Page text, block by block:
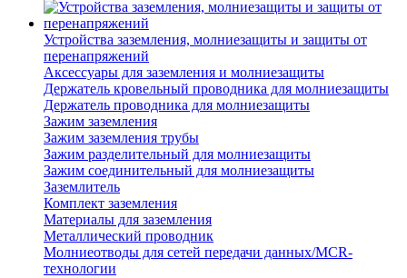
Устройства заземления, молниезащиты и защиты от
перенапряжений
Аксессуары для заземления и молниезащиты
Держатель кровельный проводника для молниезащиты
Держатель проводника для молниезащиты
Зажим заземления
Зажим заземления трубы
Зажим разделительный для молниезащиты
Зажим соединительный для молниезащиты
Заземлитель
Комплект заземления
Материалы для заземления
Металлический проводник
Молниеотводы для сетей передачи данных/MCR-
технологии